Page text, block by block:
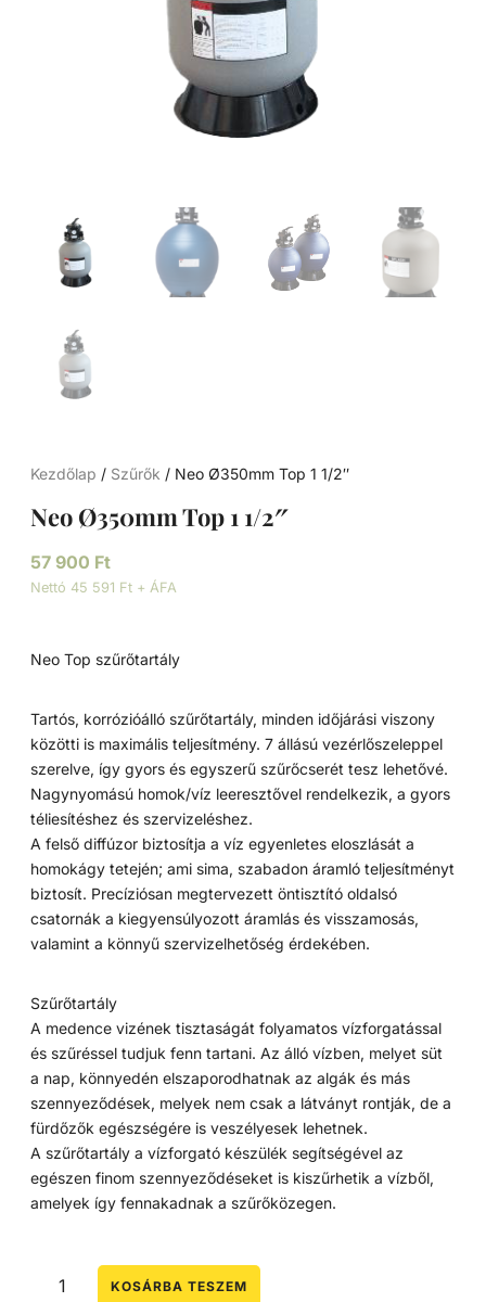
Kezdőlap / Szűrők / Neo Ø350mm Top 1 1/2″
Neo Ø350mm Top 1 1/2″
57 900 Ft
Nettó 45 591 Ft + ÁFA
Neo Top szűrőtartály
Tartós, korrózióálló szűrőtartály, minden időjárási viszony
közötti is maximális teljesítmény. 7 állású vezérlőszeleppel
szerelve, így gyors és egyszerű szűrőcserét tesz lehetővé.
Nagynyomású homok/víz leeresztővel rendelkezik, a gyors
téliesítéshez és szervizeléshez.
A felső diffúzor biztosítja a víz egyenletes eloszlását a
homokágy tetején; ami sima, szabadon áramló teljesítményt
biztosít. Precíziósan megtervezett öntisztító oldalsó
csatornák a kiegyensúlyozott áramlás és visszamosás,
valamint a könnyű szervizelhetőség érdekében.
Szűrőtartály
A medence vizének tisztaságát folyamatos vízforgatással
és szűréssel tudjuk fenn tartani. Az álló vízben, melyet süt
a nap, könnyedén elszaporodhatnak az algák és más
szennyeződések, melyek nem csak a látványt rontják, de a
fürdőzők egészségére is veszélyesek lehetnek.
A szűrőtartály a vízforgató készülék segítségével az
egészen finom szennyeződéseket is kiszűrhetik a vízből,
amelyek így fennakadnak a szűrőközegen.
KOSÁRBA TESZEM